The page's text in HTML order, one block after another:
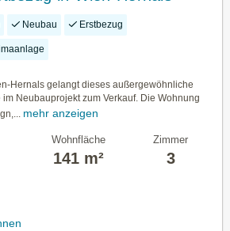
Neubau Erstbezug
Hernals gelangt dieses außergewöhnliche
Neubauprojekt zum Verkauf. Die Wohnung
mehr anzeigen
Wohnfläche
141 m²
Zimmer
3